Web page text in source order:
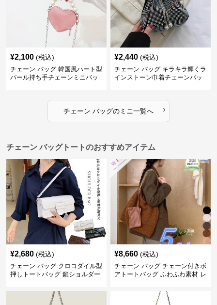
¥2,100 (税込)
チェーン バッグ 韓国風ハート型
パール持ち手チェーンミニバッ
¥2,440 (税込)
チェーン バッグ キラキラ輝くラ
インストーン巾着チェーンバッ
チェーン バッグのミニ一覧へ ›
チェーン バッグトートのおすすめアイテム
¥2,680 (税込)
チェーン バッグ クロコダイル型
押しトートバッグ 鎖ショルダー
¥8,660 (税込)
チェーン バッグ チェーン付きボ
アトートバッグ ふわふわ素材 レ